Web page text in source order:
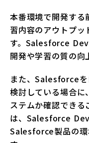
本番環境で開発す
習内容のアウトプッ
す。Salesforce
開発や学習の質の向
また、Salesforce
検討している場合に
ステムか確認できる
は、Salesforce
Salesforce製品の環